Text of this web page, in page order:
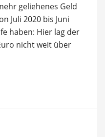
geliehenes Geld
Juli 2020 bis Juni
haben: Hier lag der
nicht weit über